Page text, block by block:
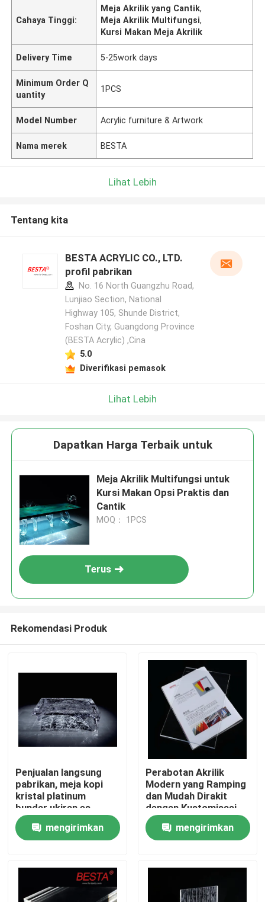
Rumah
video
Cahaya Tinggi:
Meja Akrilik yang Cantik,
Meja Akrilik Multifungsi,
Kursi Makan Meja Akrilik
Delivery Time 5-25work days
Minimum Order Q
uantity
1PCS
Model Number Acrylic furniture & Artwork
Nama merek BESTA
Lihat Lebih
Tentang kita
BESTA ACRYLIC CO., LTD.
profil pabrikan
No. 16 North Guangzhu Road,
Lunjiao Section, National
Highway 105, Shunde District,
Foshan City, Guangdong Province
(BESTA Acrylic) ,Cina
5.0
Diverifikasi pemasok
Lihat Lebih
Dapatkan Harga Terbaik untuk
Meja Akrilik Multifungsi untuk
Kursi Makan Opsi Praktis dan
Cantik
MOQ： 1PCS
Terus
Rekomendasi Produk
Penjualan langsung
pabrikan, meja kopi
kristal platinum
bundar ukiran es
dekorasi rumah yang
dapat disesuaikan
mengirimkan
Perabotan Akrilik
Modern yang Ramping
dan Mudah Dirakit
dengan Kustomisasi
Tanpa Perlu Perakitan
Warna yang Dapat
Disesuaikan
mengirimkan